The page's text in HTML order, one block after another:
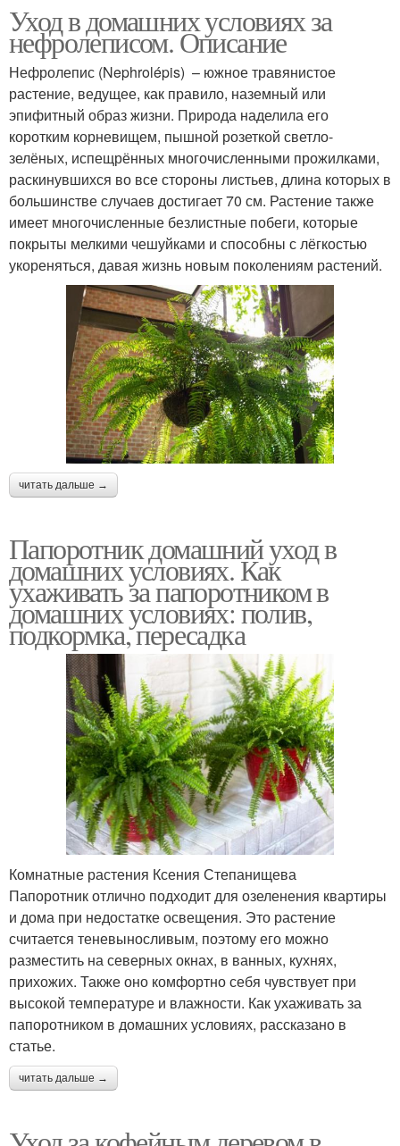
Уход в домашних условиях за
нефролеписом. Описание
Нефролепис (Nephrolépis) – южное травянистое
растение, ведущее, как правило, наземный или
эпифитный образ жизни. Природа наделила его
коротким корневищем, пышной розеткой светло-
зелёных, испещрённых многочисленными прожилками,
раскинувшихся во все стороны листьев, длина которых в
большинстве случаев достигает 70 см. Растение также
имеет многочисленные безлистные побеги, которые
покрыты мелкими чешуйками и способны с лёгкостью
укореняться, давая жизнь новым поколениям растений.
читать дальше →
Папоротник домашний уход в
домашних условиях. Как
ухаживать за папоротником в
домашних условиях: полив,
подкормка, пересадка
Комнатные растения Ксения Степанищева
Папоротник отлично подходит для озеленения квартиры
и дома при недостатке освещения. Это растение
считается теневыносливым, поэтому его можно
разместить на северных окнах, в ванных, кухнях,
прихожих. Также оно комфортно себя чувствует при
высокой температуре и влажности. Как ухаживать за
папоротником в домашних условиях, рассказано в
статье.
читать дальше →